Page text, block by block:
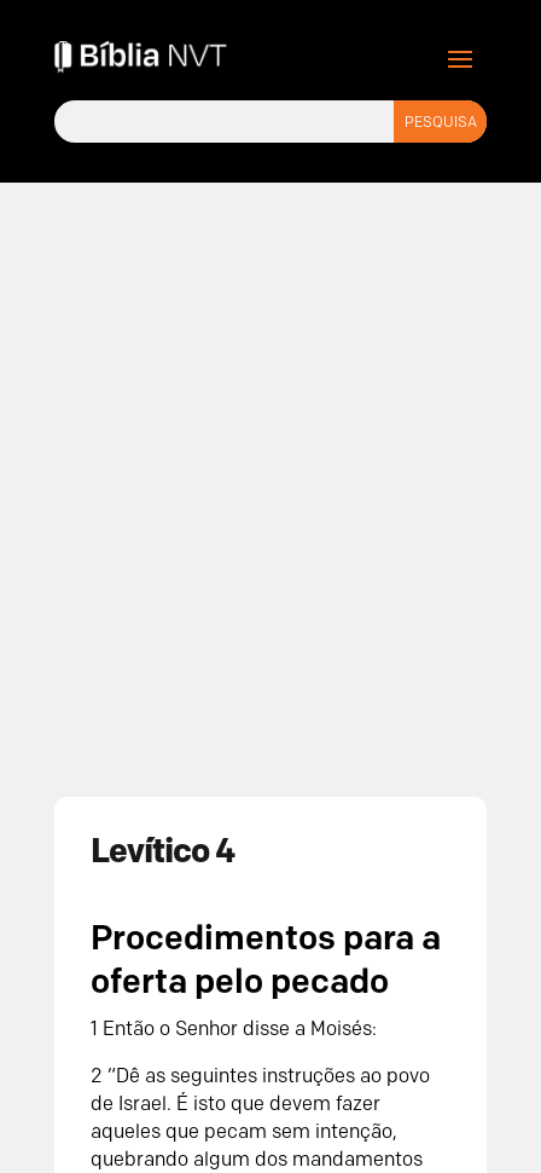
Levítico 4
Procedimentos para a
oferta pelo pecado
1 Então o Senhordisse a Moisés:
2 “Dê as seguintes instruções ao povo
de Israel. É isto que devem fazer
aqueles que pecam sem intenção,
quebrando algum dos mandamentos